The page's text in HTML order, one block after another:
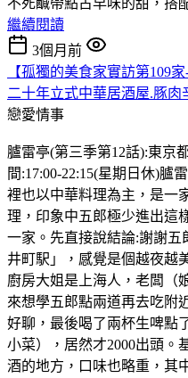
繼續閱讀
3個月前
【孤獨的美食家實訪第109
二十年立式中華居酒屋.豚肉
戀愛情事
臚雷亭(第三季第12話):東京
間:17:00-22:15(星期日休)臚
裡也以中華料理為主，是一
理，印象中五郎極少進出這
一家。先直接說結論:謝謝
井町駅」，感覺是個越夜越
廚房大姐是上海人，老闆（
來想學五郎點兩道再去吃附
好聊，最後喝了兩杯生啤點
小菜），居然才2000出頭。
酒的地方，口味也略重，其